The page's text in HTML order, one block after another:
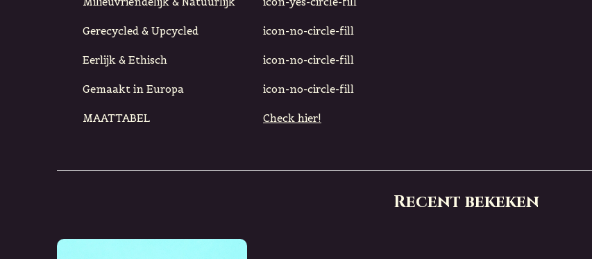
Gerecycled & Upcycled icon-no-circle-fill
Eerlijk & Ethisch icon-no-circle-fill
Gemaakt in Europa icon-no-circle-fill
MAATTABEL Check hier!
Recent bekeken